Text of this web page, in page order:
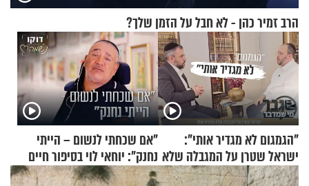
הרב זמיר כהן - לא חבל על הזמן שלך?
"הגמגום לא מגדיר אותי":
ישראל שטרן על המגבלה שלא
עוצרת אותו
"אם שכחתי לנשום – הייתי
נחנק": יוחאי לוי בסיפור חיים
מעורר השראה